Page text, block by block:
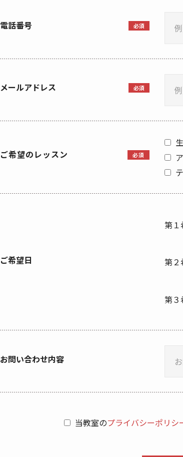
電話番号 必須
メールアドレス 必須
ご希望のレッスン 必須
ご希望日
第１
第２
第３
お問い合わせ内容
当教室のプライバシーポリシ